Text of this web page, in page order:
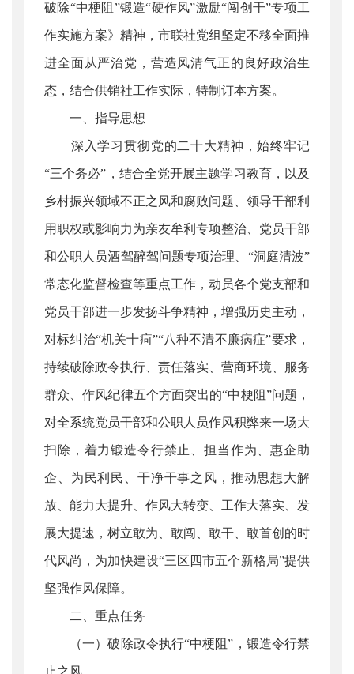
破除“中梗阻”锻造“硬作风”激励“闯创干”专项工
作实施方案》精神，市联社党组坚定不移全面推
进全面从严治党，营造风清气正的良好政治生
态，结合供销社工作实际，特制订本方案。
一、指导思想
深入学习贯彻党的二十大精神，始终牢记
“三个务必”，结合全党开展主题学习教育，以及
乡村振兴领域不正之风和腐败问题、领导干部利
用职权或影响力为亲友牟利专项整治、党员干部
和公职人员酒驾醉驾问题专项治理、“洞庭清波”
常态化监督检查等重点工作，动员各个党支部和
党员干部进一步发扬斗争精神，增强历史主动，
对标纠治“机关十疴”“八种不清不廉病症”要求，
持续破除政令执行、责任落实、营商环境、服务
群众、作风纪律五个方面突出的“中梗阻”问题，
对全系统党员干部和公职人员作风积弊来一场大
扫除，着力锻造令行禁止、担当作为、惠企助
企、为民利民、干净干事之风，推动思想大解
放、能力大提升、作风大转变、工作大落实、发
展大提速，树立敢为、敢闯、敢干、敢首创的时
代风尚，为加快建设“三区四市五个新格局”提供
坚强作风保障。
二、重点任务
（一）破除政令执行“中梗阻”，锻造令行禁
止之风